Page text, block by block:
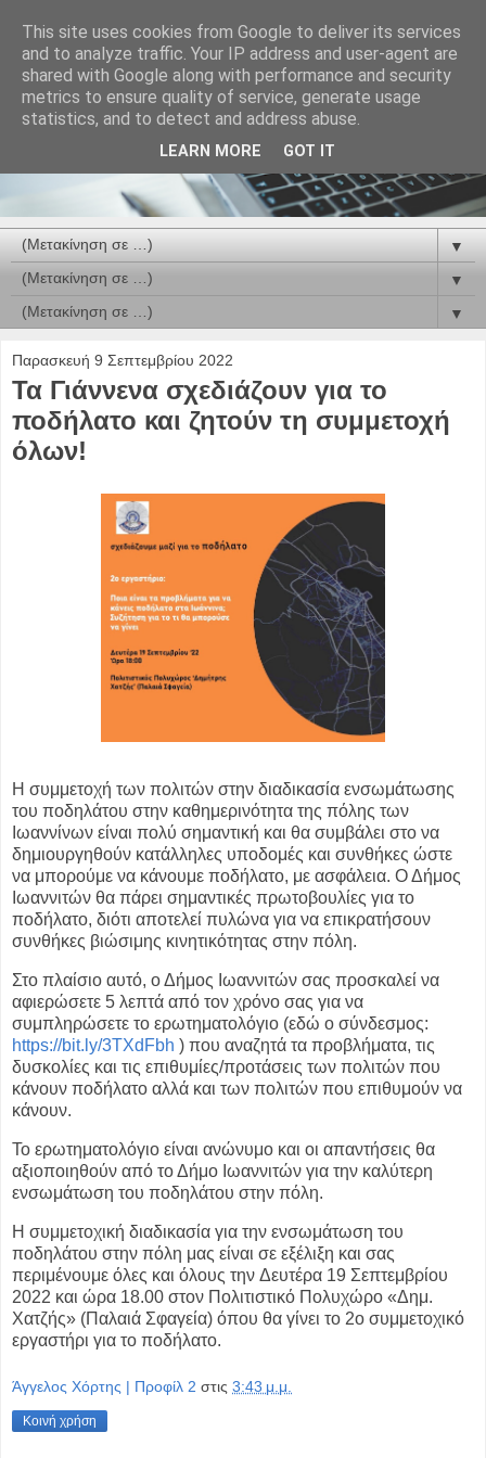
▼
▼
▼
Παρασκευή 9 Σεπτεμβρίου 2022
Τα Γιάννενα σχεδιάζουν για το
ποδήλατο και ζητούν τη συμμετοχή
όλων!
Η συμμετοχή των πολιτών στην διαδικασία ενσωμάτωσης
του ποδηλάτου στην καθημερινότητα της πόλης των
Ιωαννίνων είναι πολύ σημαντική και θα συμβάλει στο να
δημιουργηθούν κατάλληλες υποδομές και συνθήκες ώστε
να μπορούμε να κάνουμε ποδήλατο, με ασφάλεια. Ο Δήμος
Ιωαννιτών θα πάρει σημαντικές πρωτοβουλίες για το
ποδήλατο, διότι αποτελεί πυλώνα για να επικρατήσουν
συνθήκες βιώσιμης κινητικότητας στην πόλη.
Στο πλαίσιο αυτό, ο Δήμος Ιωαννιτών σας προσκαλεί να
αφιερώσετε 5 λεπτά από τον χρόνο σας για να
συμπληρώσετε το ερωτηματολόγιο (εδώ ο σύνδεσμος:
https://bit.ly/3TXdFbh ) που αναζητά τα προβλήματα, τις
δυσκολίες και τις επιθυμίες/προτάσεις των πολιτών που
κάνουν ποδήλατο αλλά και των πολιτών που επιθυμούν να
κάνουν.
Το ερωτηματολόγιο είναι ανώνυμο και οι απαντήσεις θα
αξιοποιηθούν από το Δήμο Ιωαννιτών για την καλύτερη
ενσωμάτωση του ποδηλάτου στην πόλη.
Η συμμετοχική διαδικασία για την ενσωμάτωση του
ποδηλάτου στην πόλη μας είναι σε εξέλιξη και σας
περιμένουμε όλες και όλους την Δευτέρα 19 Σεπτεμβρίου
2022 και ώρα 18.00 στον Πολιτιστικό Πολυχώρο «Δημ.
Χατζής» (Παλαιά Σφαγεία) όπου θα γίνει το 2ο συμμετοχικό
εργαστήρι για το ποδήλατο.
Άγγελος Χόρτης | Προφίλ 2 στις 3:43 μ.μ.
Κοινή χρήση
This site uses cookies from Google to deliver its services
and to analyze traffic. Your IP address and user-agent are
shared with Google along with performance and security
metrics to ensure quality of service, generate usage
statistics, and to detect and address abuse.
LEARN MORE GOT IT